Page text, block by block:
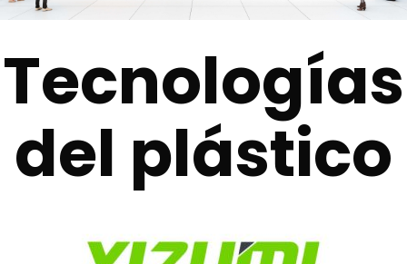
Tecnologías
del plástico